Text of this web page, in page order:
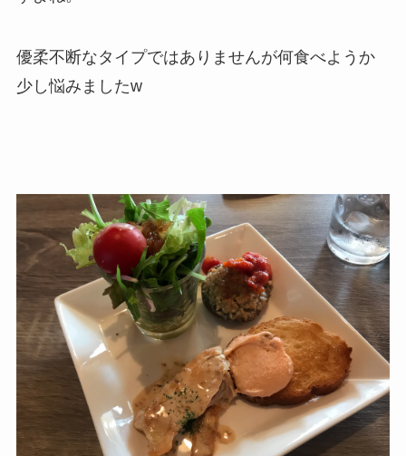
優柔不断なタイプではありませんが何食べようか
少し悩みましたw